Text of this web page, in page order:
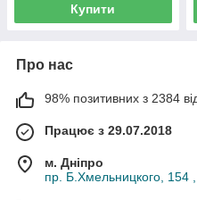
Купити
Про нас
98% позитивних з 2384
Працює з 29.07.2018
м. Дніпро
пр. Б.Хмельницкого, 154